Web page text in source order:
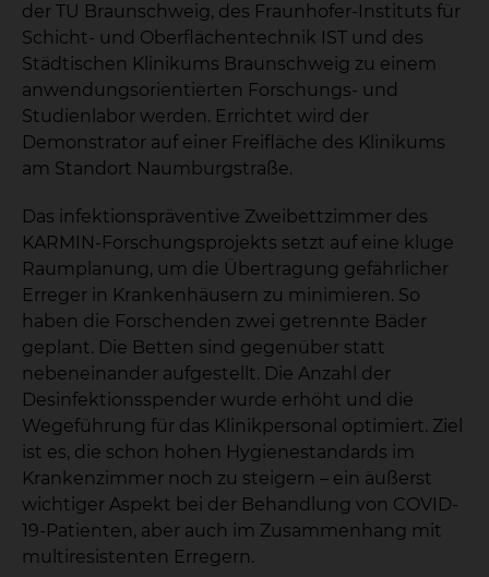
der TU Braunschweig, des Fraunhofer-Instituts für
Schicht- und Oberflächentechnik IST und des
Städtischen Klinikums Braunschweig zu einem
anwendungsorientierten Forschungs- und
Studienlabor werden. Errichtet wird der
Demonstrator auf einer Freifläche des Klinikums
am Standort Naumburgstraße.
Das infektionspräventive Zweibettzimmer des
KARMIN-Forschungsprojekts setzt auf eine kluge
Raumplanung, um die Übertragung gefährlicher
Erreger in Krankenhäusern zu minimieren. So
haben die Forschenden zwei getrennte Bäder
geplant. Die Betten sind gegenüber statt
nebeneinander aufgestellt. Die Anzahl der
Desinfektionsspender wurde erhöht und die
Wegeführung für das Klinikpersonal optimiert. Ziel
ist es, die schon hohen Hygienestandards im
Krankenzimmer noch zu steigern – ein äußerst
wichtiger Aspekt bei der Behandlung von COVID-
19-Patienten, aber auch im Zusammenhang mit
multiresistenten Erregern.